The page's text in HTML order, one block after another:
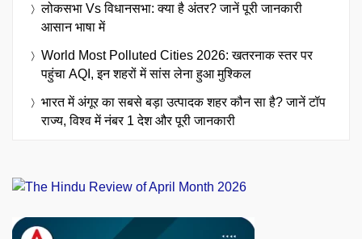
लोकसभा Vs विधानसभा: क्या है अंतर? जानें पूरी जानकारी
आसान भाषा में
World Most Polluted Cities 2026: खतरनाक स्तर पर
पहुंचा AQI, इन शहरों में सांस लेना हुआ मुश्किल
भारत में अंगूर का सबसे बड़ा उत्पादक शहर कौन सा है? जानें टॉप
राज्य, विश्व में नंबर 1 देश और पूरी जानकारी